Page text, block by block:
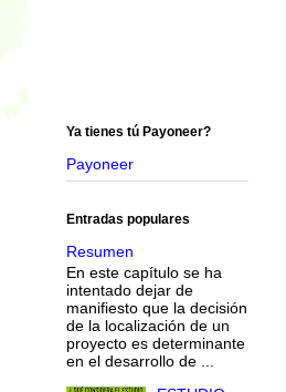
Ya tienes tú Payoneer?
Payoneer
Entradas populares
Resumen
En este capítulo se ha
intentado dejar de
manifiesto que la decisión
de la localización de un
proyecto es determinante
en el desarrollo de ...